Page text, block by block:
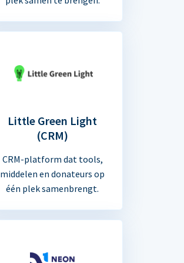
Little Green Light
(CRM)
CRM-platform dat tools,
middelen en donateurs op
één plek samenbrengt.